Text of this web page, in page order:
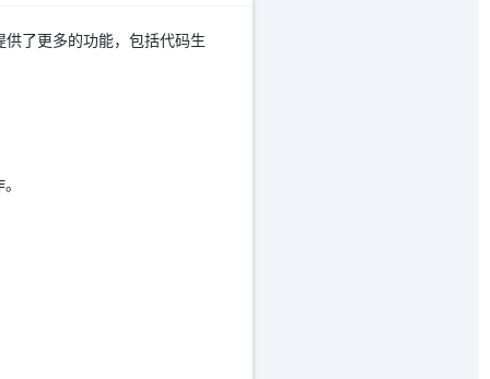
了更多的功能，包括代码生